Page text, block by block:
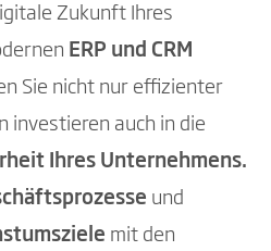
Zukunft Ihres
ERP und CRM
Sie nicht nur effizienter
investieren auch in die
Ihres Unternehmens.
und
mit den